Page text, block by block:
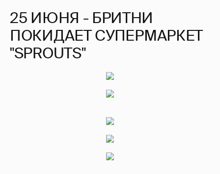
25 ИЮНЯ - БРИТНИ
ПОКИДАЕТ СУПЕРМАРКЕТ
"SPROUTS"